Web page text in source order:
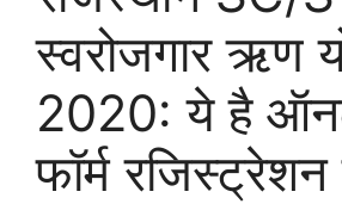
स्वरोजगार ऋण
2020: ये है
फॉर्म रजिस्ट्रेशन